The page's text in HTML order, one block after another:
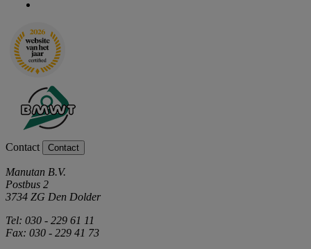
Contact Contact
Manutan B.V.
Postbus 2
3734 ZG Den Dolder
Tel: 030 - 229 61 11
Fax: 030 - 229 41 73